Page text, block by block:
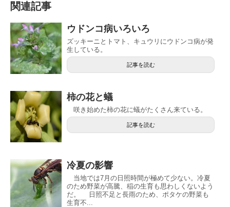
関連記事
ウドンコ病いろいろ
ズッキーニとトマト、キュウリにウドンコ病が発
生している。
記事を読む
柿の花と蟻
咲き始めた柿の花に蟻がたくさん来ている。
記事を読む
冷夏の影響
当地では7月の日照時間が極めて少ない。冷夏
のため野菜が高騰、稲の生育も思わしくないよう
だ。 日照不足と長雨のため、ポタケの野菜も
生育不...